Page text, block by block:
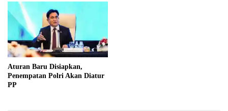
Aturan Baru Disiapkan,
Penempatan Polri Akan Diatur
PP